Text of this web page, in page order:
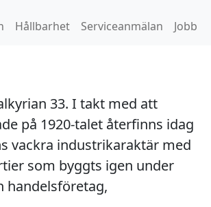
Hållbarhet Serviceanmälan Jobb
33. I takt med att
på 1920-talet återfinns idag
vackra industrikaraktär med
som byggts igen under
handelsföretag,